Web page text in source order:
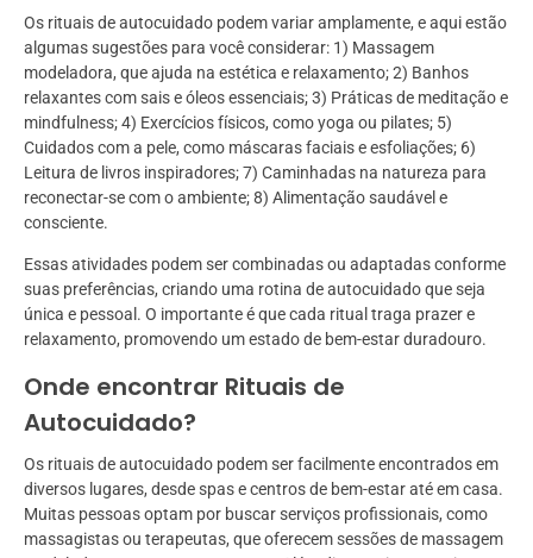
Os rituais de autocuidado podem variar amplamente, e aqui estão
algumas sugestões para você considerar: 1) Massagem
modeladora, que ajuda na estética e relaxamento; 2) Banhos
relaxantes com sais e óleos essenciais; 3) Práticas de meditação e
mindfulness; 4) Exercícios físicos, como yoga ou pilates; 5)
Cuidados com a pele, como máscaras faciais e esfoliações; 6)
Leitura de livros inspiradores; 7) Caminhadas na natureza para
reconectar-se com o ambiente; 8) Alimentação saudável e
consciente.
Essas atividades podem ser combinadas ou adaptadas conforme
suas preferências, criando uma rotina de autocuidado que seja
única e pessoal. O importante é que cada ritual traga prazer e
relaxamento, promovendo um estado de bem-estar duradouro.
Onde encontrar Rituais de
Autocuidado?
Os rituais de autocuidado podem ser facilmente encontrados em
diversos lugares, desde spas e centros de bem-estar até em casa.
Muitas pessoas optam por buscar serviços profissionais, como
massagistas ou terapeutas, que oferecem sessões de massagem